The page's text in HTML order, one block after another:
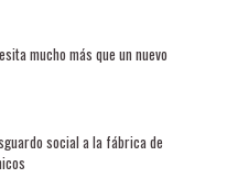
mucho más que un nuevo
social a la fábrica de